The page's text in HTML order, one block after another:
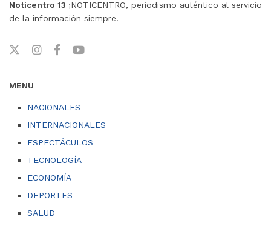
Noticentro 13 ¡NOTICENTRO, periodismo auténtico al servicio
de la información siempre!
MENU
NACIONALES
INTERNACIONALES
ESPECTÁCULOS
TECNOLOGÍA
ECONOMÍA
DEPORTES
SALUD